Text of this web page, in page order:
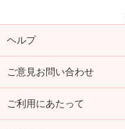
ヘルプ
ご意見お問い合わせ
ご利用にあたって